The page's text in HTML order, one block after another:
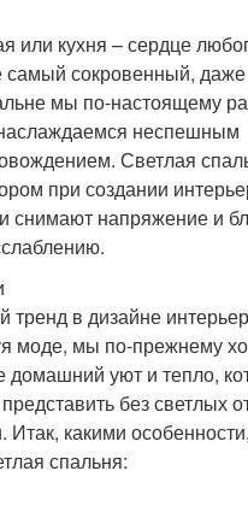
или кухня – сердце
самый сокровенный,
мы по-настоящему
неспешным
Светлая
при создании
снимают напряжение и
тренд в дизайне
моде, мы по-прежнему
домашний уют и тепло,
без светлых
какими
спальня: